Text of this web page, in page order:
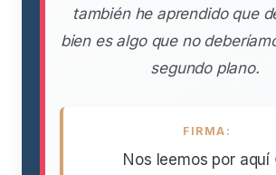
también he aprendido que
bien es algo que no
segundo plano.
FIRMA:
Nos leemos por aquí